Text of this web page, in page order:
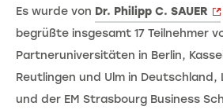
Es wurde von Dr. Philipp C. SAUER
begrüßte insgesamt 17 Teilnehmer
Partneruniversitäten in Berlin,
Reutlingen und Ulm in Deutschland,
und der EM Strasbourg Business